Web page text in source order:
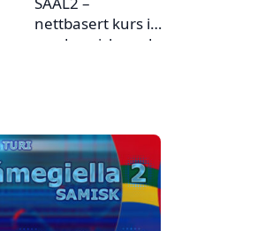
nettbasert kurs i
nordsamisk med